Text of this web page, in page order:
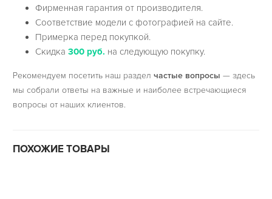
Фирменная гарантия от производителя.
Соответствие модели с фотографией на сайте.
Примерка перед покупкой.
Скидка300 руб. на следующую покупку.
Рекомендуем посетить наш раздел частые вопросы — здесь
мы собрали ответы на важные и наиболее встречающиеся
вопросы от наших клиентов.
ПОХОЖИЕ ТОВАРЫ